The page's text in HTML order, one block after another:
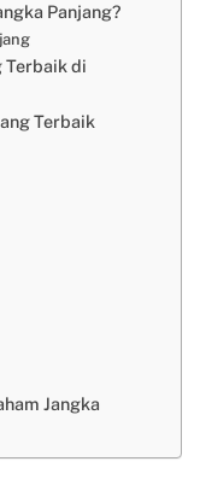
Panjang?
Terbaik di
Terbaik
Jangka